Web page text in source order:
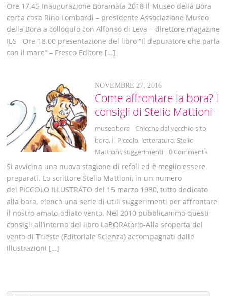
Ore 17.45 Inaugurazione Boramata 2018 Il Museo della Bora
cerca casa Rino Lombardi – presidente Associazione Museo
della Bora a colloquio con Alfonso di Leva – direttore magazine
IES Ore 18.00 presentazione del libro “Il depuratore che parla
con il mare” – Fresco Editore […]
NOVEMBRE 27, 2016
Come affrontare la bora? I
consigli di Stelio Mattioni
museobora
Chicche dal vecchio sito
bora, Il Piccolo, letteratura, Stelio
Mattioni,suggerimenti 0 Comments
Si avvicina una nuova stagione di refoli ed è meglio essere
preparati. Lo scrittore Stelio Mattioni, in un numero
del PICCOLO ILLUSTRATO del 15 marzo 1980, tutto dedicato
alla bora, elencò una serie di utili suggerimenti per affrontare
il nostro amato-odiato vento. Nel 2010 pubblicammo questi
consigli all’interno del libro LaBORAtorio-Alla scoperta del
vento di Trieste (Editoriale Scienza) accompagnati dalle
illustrazioni […]